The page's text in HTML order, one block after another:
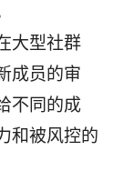
大型社群
成员的审
不同的成
和被风控的